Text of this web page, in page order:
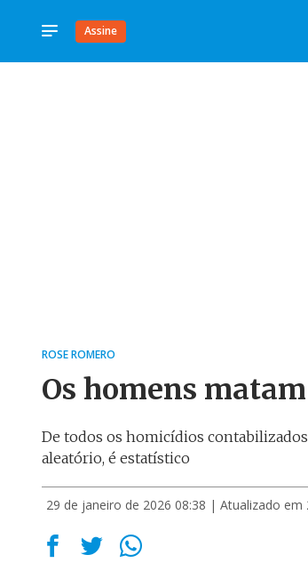
Assine
ROSE ROMERO
Os homens
De todos os homicídios
aleatório, é estatístico
29 de janeiro de 2026 08:38 | Atualizado em